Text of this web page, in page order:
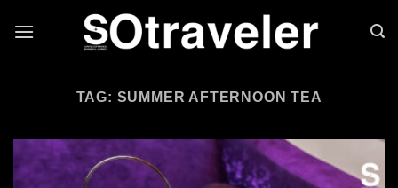
TAG: SUMMER AFTERNOON TEA